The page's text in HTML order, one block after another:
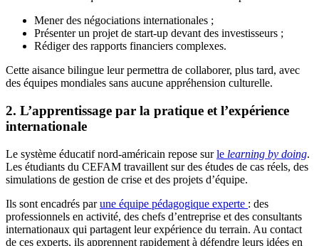
Mener des négociations internationales ;
Présenter un projet de start-up devant des investisseurs ;
Rédiger des rapports financiers complexes.
Cette aisance bilingue leur permettra de collaborer, plus tard, avec
des équipes mondiales sans aucune appréhension culturelle.
2. L’apprentissage par la pratique et l’expérience
internationale
Le système éducatif nord-américain repose surle learning by doing.
Les étudiants du CEFAM travaillent sur des études de cas réels, des
simulations de gestion de crise et des projets d’équipe.
Ils sont encadrés parune équipe pédagogique experte : des
professionnels en activité, des chefs d’entreprise et des consultants
internationaux qui partagent leur expérience du terrain. Au contact
de ces experts, ils apprennent rapidement à défendre leurs idées en